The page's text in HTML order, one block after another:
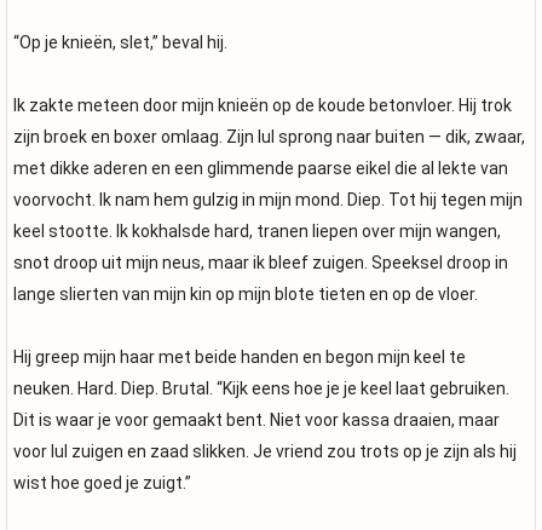
“Op je knieën, slet,” beval hij.
Ik zakte meteen door mijn knieën op de koude betonvloer. Hij trok
zijn broek en boxer omlaag. Zijn lul sprong naar buiten — dik, zwaar,
met dikke aderen en een glimmende paarse eikel die al lekte van
voorvocht. Ik nam hem gulzig in mijn mond. Diep. Tot hij tegen mijn
keel stootte. Ik kokhalsde hard, tranen liepen over mijn wangen,
snot droop uit mijn neus, maar ik bleef zuigen. Speeksel droop in
lange slierten van mijn kin op mijn blote tieten en op de vloer.
Hij greep mijn haar met beide handen en begon mijn keel te
neuken. Hard. Diep. Brutal. “Kijk eens hoe je je keel laat gebruiken.
Dit is waar je voor gemaakt bent. Niet voor kassa draaien, maar
voor lul zuigen en zaad slikken. Je vriend zou trots op je zijn als hij
wist hoe goed je zuigt.”